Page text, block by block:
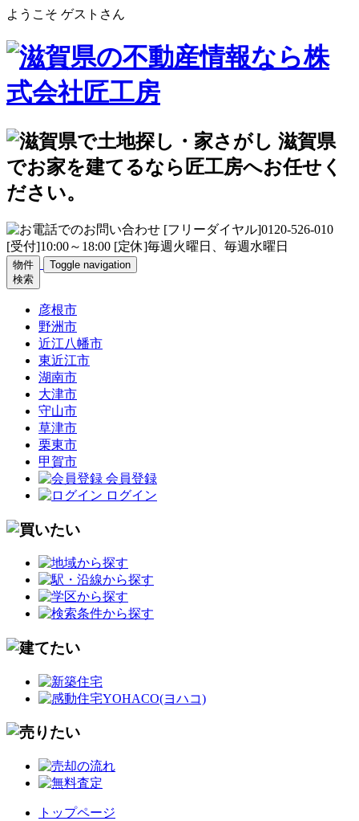
ようこそ ゲストさん
物件
検索
Toggle navigation
彦根市
野洲市
近江八幡市
東近江市
湖南市
大津市
守山市
草津市
栗東市
甲賀市
会員登録
ログイン
トップページ